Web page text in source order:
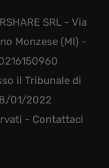
SRL - Via
Monzese (MI) -
il Tribunale di
01/2022
- Contattaci